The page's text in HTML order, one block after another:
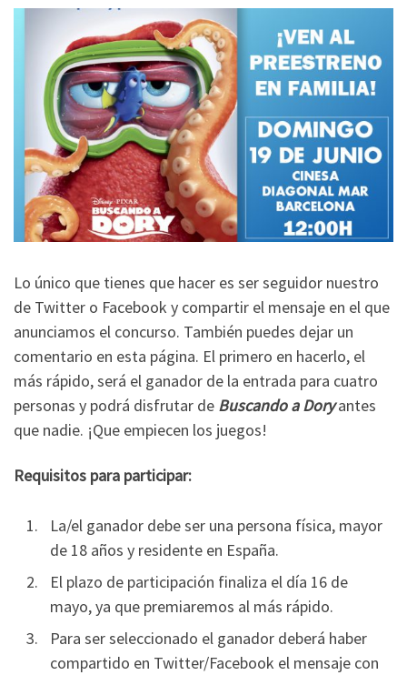
Lo único que tienes que hacer es ser seguidor nuestro
de Twitter o Facebook y compartir el mensaje en el que
anunciamos el concurso. También puedes dejar un
comentario en esta página. El primero en hacerlo, el
más rápido, será el ganador de la entrada para cuatro
personas y podrá disfrutar de Buscando a Doryantes
que nadie. ¡Que empiecen los juegos!
Requisitos para participar:
La/el ganador debe ser una persona física, mayor
de 18 años y residente en España.
El plazo de participación finaliza el día 16 de
mayo, ya que premiaremos al más rápido.
Para ser seleccionado el ganador deberá haber
compartido en Twitter/Facebook el mensaje con